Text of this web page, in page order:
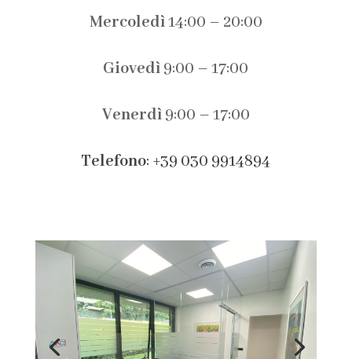
Mercoledì14:00 – 20:00
Giovedì 9:00 – 17:00
Venerdì9:00 – 17:00
Telefono: +39 030 9914894